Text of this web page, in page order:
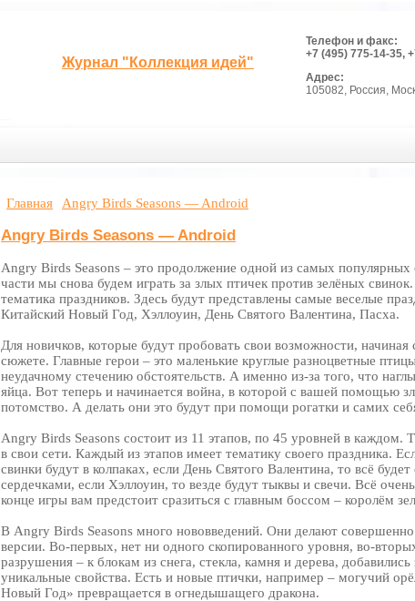
Журнал "Коллекция идей"
Телефон и факс:
+7 (495) 775-14-35,
Адрес:
105082, Россия,
Главная Angry Birds Seasons — Android
Angry Birds Seasons — Android
Angry Birds Seasons – это продолжение одной из самых
части мы снова будем играть за злых птичек против зелёных
тематика праздников. Здесь будут представлены самые веселые
Китайский Новый Год, Хэллоуин, День Святого Валентина, Пасха.
Для новичков, которые будут пробовать свои возможности, начиная
сюжете. Главные герои – это маленькие круглые разноцветные
неудачному стечению обстоятельств. А именно из-за того, что
яйца. Вот теперь и начинается война, в которой с вашей помощью
потомство. А делать они это будут при помощи рогатки и самих
Angry Birds Seasons состоит из 11 этапов, по 45 уровней в каждом.
в свои сети. Каждый из этапов имеет тематику своего праздника.
свинки будут в колпаках, если День Святого Валентина, то всё
сердечками, если Хэллоуин, то везде будут тыквы и свечи. Всё
конце игры вам предстоит сразиться с главным боссом – королём
В Angry Birds Seasons много нововведений. Они делают
версии. Во-первых, нет ни одного скопированного уровня, во-
разрушения – к блокам из снега, стекла, камня и дерева,
уникальные свойства. Есть и новые птички, например – могучий
Новый Год» превращается в огнедышащего дракона.